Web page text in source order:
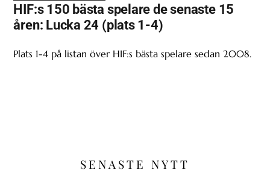
HIF:s 150 bästa spelare de senaste 15
åren: Lucka 24 (plats 1-4)
Plats 1-4 på listan över HIF:s bästa spelare sedan 2008.
SENASTE NYTT